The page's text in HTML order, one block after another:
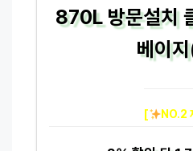
870L 방문설치
베이
[ NO.2